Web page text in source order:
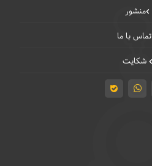
منشور
تماس با ما
شکایت